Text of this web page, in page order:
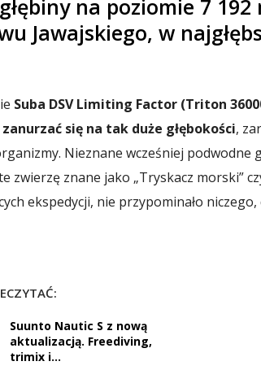
na poziomie 7
Jawajskiego, w
Suba DSV Limiting Factor (Triton
się na tak duże głębokości,
Nieznane wcześniej podwodne
zwierzę znane jako „Tryskacz morski”
ekspedycji, nie przypominało
Suunto Nautic S z nową
aktualizacją. Freediving,
trimix i…